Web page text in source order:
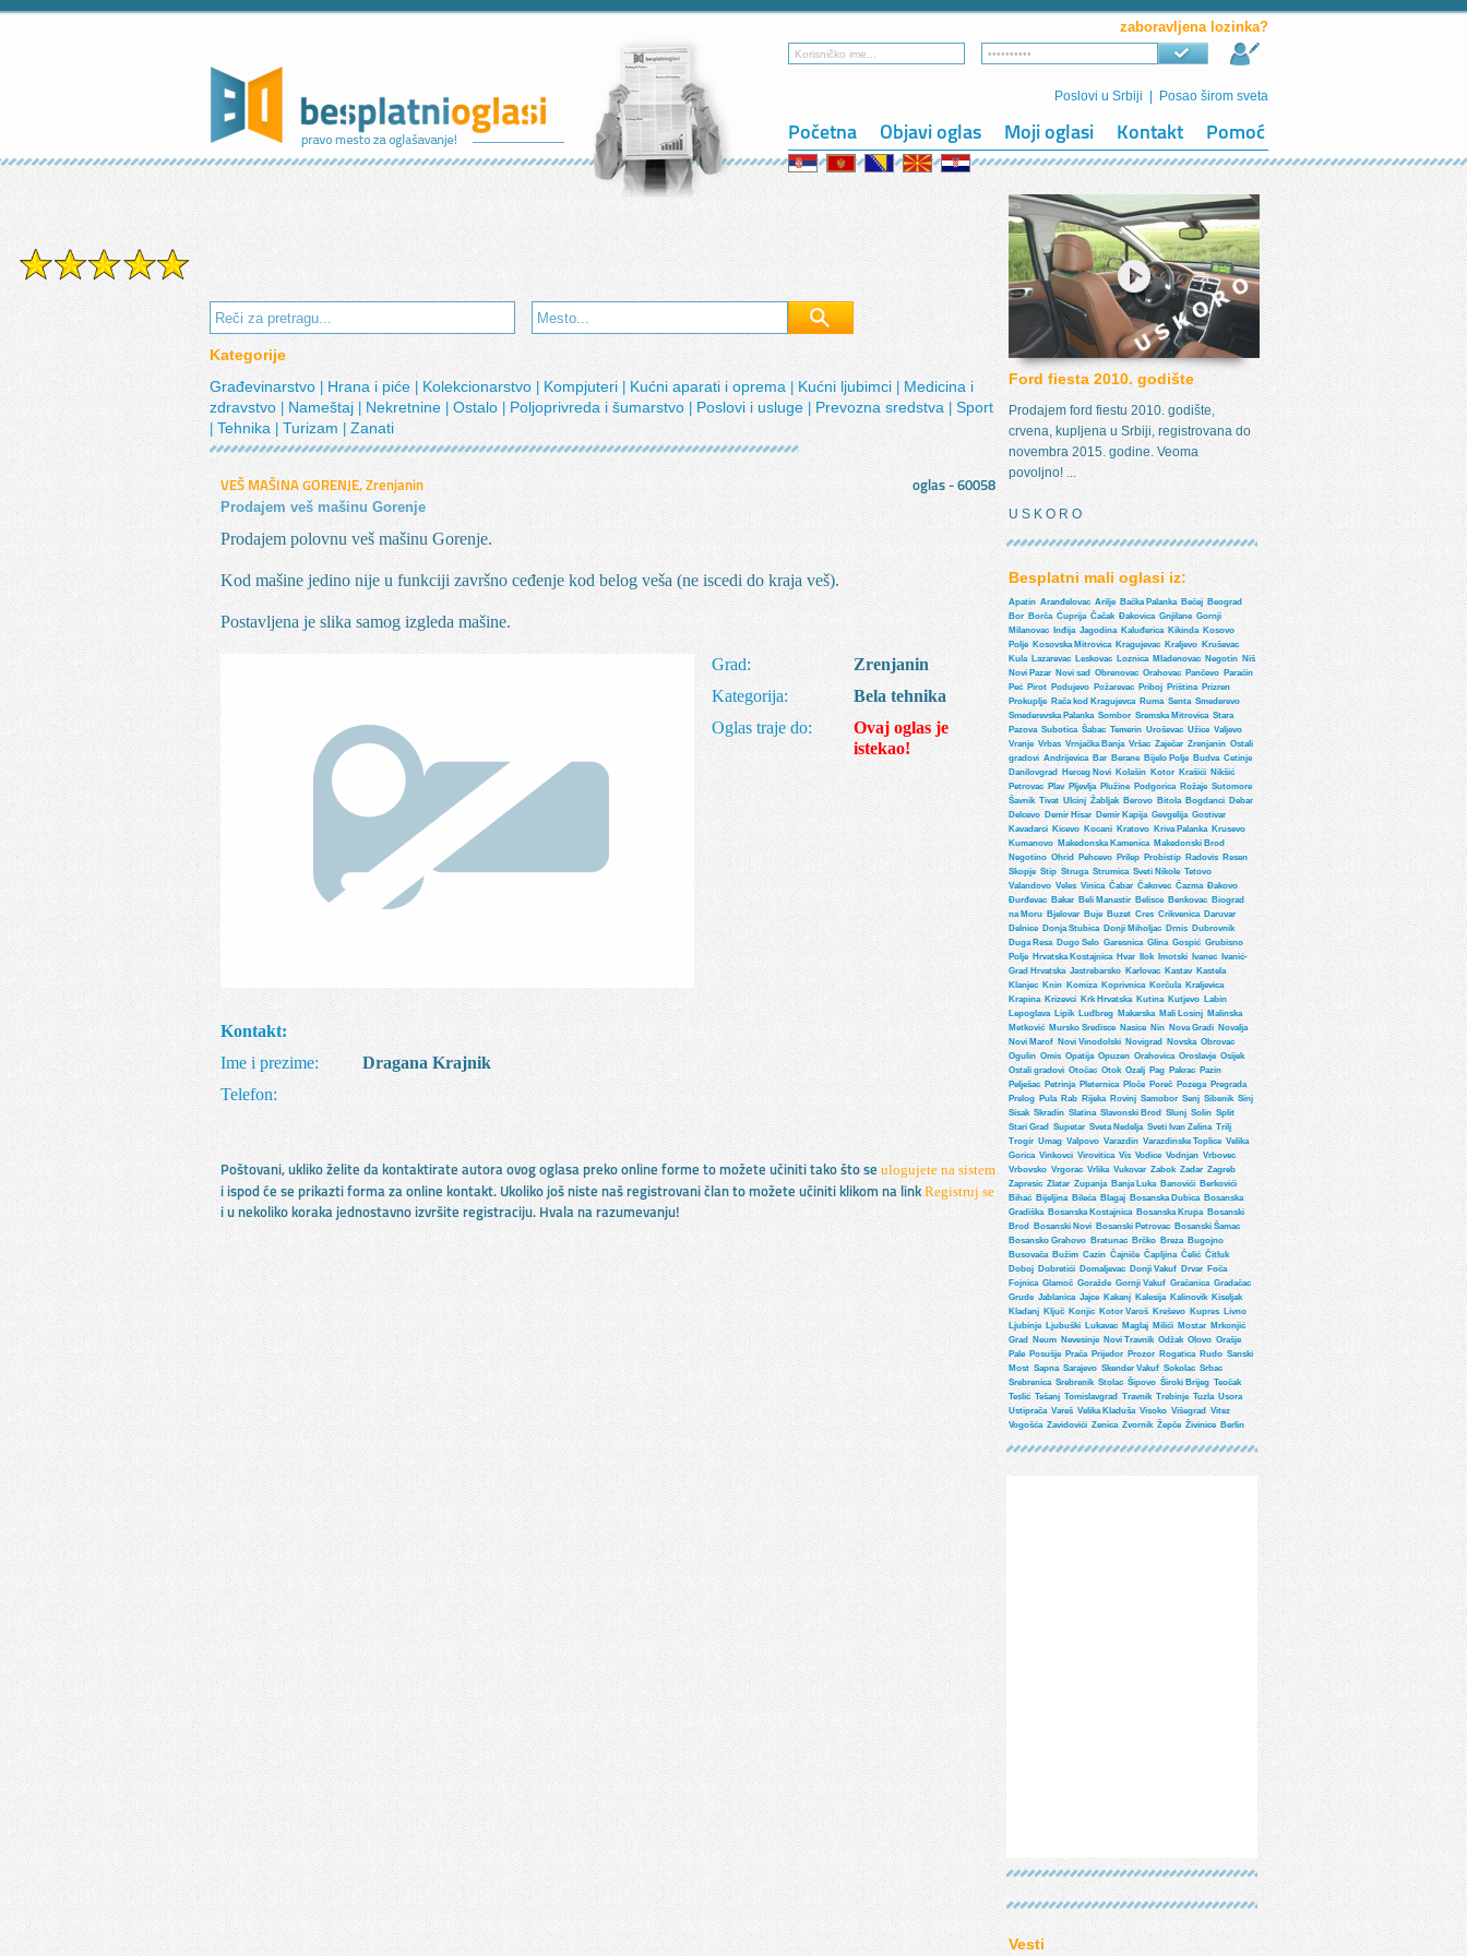
zaboravljena lozinka?
Poslovi u Srbiji Posao širom sveta
Početna Objavi oglas Moji oglasi Kontakt Pomoć
Kategorije
Građevinarstvo | Hrana i piće Kolekcionarstvo | Kompjuteri | Kućni aparati i oprema|Kućni ljubimci
Medicina i
zdravstvo Nameštaj |Nekretnine Ostalo Poljoprivreda i šumarstvo Poslovi i usluge Prevozna sredstva Sport
|Tehnika |Turizam |Zanati
VEŠ MAŠINA GORENJE, Zrenjanin oglas - 60058
Prodajem veš mašinu Gorenje
Prodajem polovnu veš mašinu Gorenje.
Kod mašine jedino nije u funkciji završno ceđenje kod belog veša (ne iscedi do kraja veš).
Postavljena je slika samog izgleda mašine.
Kontakt:
Ime i prezime:
Dragana Krajnik
Telefon:
Grad:
Zrenjanin
Kategorija:
Bela tehnika
Oglas traje do:
Ovaj oglas je
istekao!
Poštovani, ukliko želite da kontaktirate autora ovog oglasa preko online forme to možete učiniti tako što se ulogujete na sistem
i ispod će se prikazti forma za online kontakt. Ukoliko još niste naš registrovani član to možete učiniti klikom na link Registruj se
i u nekoliko koraka jednostavno izvršite registraciju. Hvala na razumevanju!
Ford fiesta 2010. godište
Prodajem ford fiestu 2010. godište,
crvena, kupljena u Srbiji, registrovana do
novembra 2015. godine. Veoma
povoljno! ...
U S K O R O
Besplatni mali oglasi iz:
Apatin Aranđelovac Arilje Bačka Palanka Bečej Beograd
Bor Borča Ćuprija Čačak Đakovica Gnjilane Gornji
Milanovac
Inđija Jagodina Kaluđerica Kikinda Kosovo
Polje Kosovska Mitrovica Kragujevac Kraljevo Kruševac
Kula
Lazarevac Leskovac Loznica Mladenovac Negotin Niš
Novi Pazar Novi sad Obrenovac Orahovac Pančevo Paraćin
Peć Pirot Podujevo Požarevac Priboj Priština Prizren
Prokuplje Rača kod Kragujevca Ruma Senta Smederevo
Smederevska Palanka Sombor Sremska Mitrovica Stara
Pazova Subotica Šabac Temerin Uroševac Užice Valjevo
Vranje Vrbas Vrnjačka Banja Vršac Zaječar Zrenjanin Ostali
gradovi Andrijevica Bar Berane Bijelo Polje Budva Cetinje
Danilovgrad
Herceg Novi Kolašin Kotor Krašići Nikšić
Petrovac Plav Pljevlja Plužine Podgorica Rožaje Sutomore
Šavnik Tivat Ulcinj Žabljak Berovo Bitola Bogdanci Debar
Delcevo Demir Hisar Demir Kapija Gevgelija Gostivar
Kavadarci Kicevo Kocani Kratovo Kriva Palanka Krusevo
Kumanovo Makedonska Kamenica Makedonski Brod
Negotino Ohrid Pehcevo Prilep Probistip Radovis Resen
Skopje Stip Struga Strumica Sveti Nikole Tetovo
Valandovo Veles Vinica Čabar Čakovec Čazma Đakovo
Đurđevac Bakar Beli Manastir Belisce Benkovac Biograd
na Moru Bjelovar Buje Buzet Cres Crikvenica Daruvar
Delnice Donja Stubica Donji Miholjac Drnis Dubrovnik
Duga Resa Dugo Selo Garesnica Glina Gospić Grubisno
Polje Hrvatska Kostajnica Hvar Ilok Imotski Ivanec
Ivanić-
Grad Hrvatska Jastrebarsko Karlovac Kastav Kastela
Klanjec Knin Komiza Koprivnica Korčula Kraljevica
Krapina Krizevci Krk Hrvatska Kutina Kutjevo
Labin
Lepoglava
Lipik Ludbreg Makarska Mali Losinj Malinska
Metković Mursko Sredisce Nasice Nin Nova Gradi Novalja
Novi Marof Novi Vinodolski Novigrad Novska Obrovac
Ogulin Omis Opatija Opuzen Orahovica Oroslavje Osijek
Ostali gradovi Otočac Otok Ozalj Pag Pakrac Pazin
Pelješac Petrinja Pleternica Ploče Poreč Pozega Pregrada
Prelog Pula Rab Rijeka Rovinj Samobor Senj Sibenik Sinj
Sisak Skradin Slatina Slavonski Brod Slunj Solin Split
Stari Grad
Supetar Sveta Nedelja Sveti Ivan Zelina Trilj
Trogir Umag Valpovo Varazdin Varazdinske Toplice Velika
Gorica Vinkovci Virovitica Vis Vodice Vodnjan Vrbovec
Vrbovsko Vrgorac Vrlika Vukovar Zabok Zadar Zagreb
Zapresic Zlatar Zupanja Banja Luka Banovići Berkovići
Bihać Bijeljina Bileća Blagaj Bosanska Dubica Bosanska
Gradiška Bosanska Kostajnica Bosanska Krupa Bosanski
Brod
Bosanski Novi Bosanski Petrovac Bosanski Šamac
Bosansko Grahovo Bratunac Brčko Breza Bugojno
Busovača Bužim Cazin Čajniče Čapljina Čelić Čitluk
Doboj Dobretići Domaljevac Donji Vakuf Drvar Foča
Fojnica Glamoč Goražde Gornji Vakuf Gračanica Gradačac
Grude Jablanica Jajce Kakanj Kalesija Kalinovik Kiseljak
Kladanj Ključ Konjic Kotor Varoš Kreševo Kupres
Livno
Ljubinje
Ljubuški Lukavac Maglaj Milići Mostar Mrkonjić
Grad
Neum Nevesinje Novi Travnik Odžak Olovo Orašje
Pale Posušje Prača Prijedor Prozor Rogatica Rudo Sanski
Most Sapna Sarajevo Skender Vakuf Sokolac Srbac
Srebrenica Srebrenik Stolac Šipovo Široki Brijeg Teočak
Teslić Tešanj Tomislavgrad Travnik Trebinje Tuzla Usora
Ustiprača Vareš Velika Kladuša Visoko Višegrad
Vitez
Vogošća Zavidovići Zenica Zvornik Žepče Živinice Berlin
Vesti